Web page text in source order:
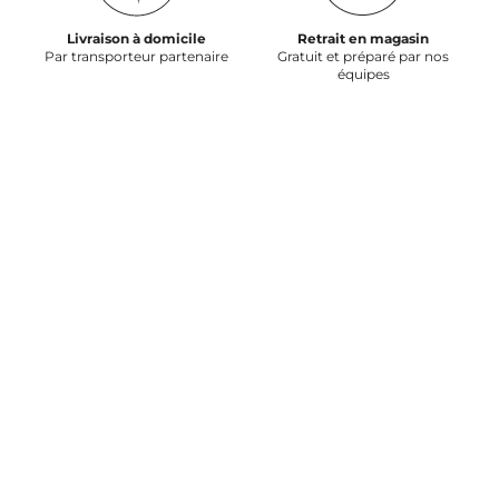
Livraison à domicile
Par transporteur partenaire
Retrait en magasin
Gratuit et préparé par nos
équipes